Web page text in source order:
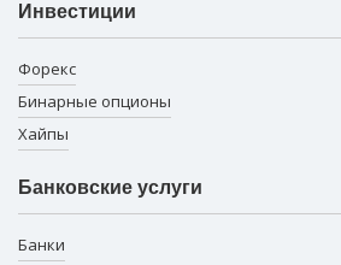
Инвестиции
Форекс
Бинарные опционы
Хайпы
Банковские услуги
Банки